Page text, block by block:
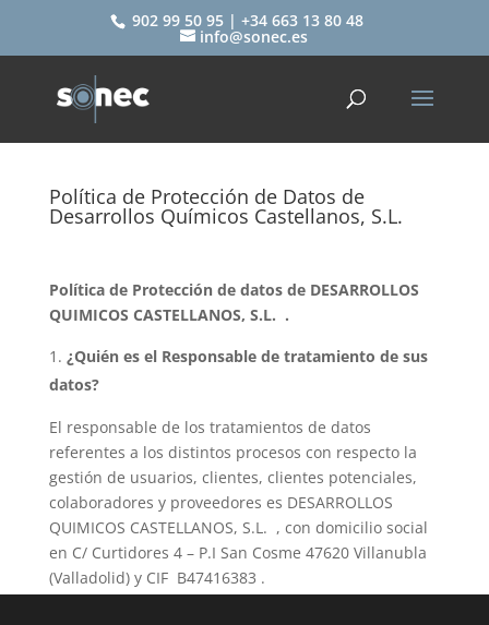
902 99 50 95 | +34 663 13 80 48
info@sonec.es
Política de Protección de Datos de
Desarrollos Químicos Castellanos, S.L.
Política de Protección de datos de DESARROLLOS
QUIMICOS CASTELLANOS, S.L. .
¿Quién es el Responsable de tratamiento de sus
datos?
El responsable de los tratamientos de datos
referentes a los distintos procesos con respecto la
gestión de usuarios, clientes, clientes potenciales,
colaboradores y proveedores es DESARROLLOS
QUIMICOS CASTELLANOS, S.L. , con domicilio social
en C/ Curtidores 4 – P.I San Cosme 47620 Villanubla
(Valladolid) y CIF B47416383 .